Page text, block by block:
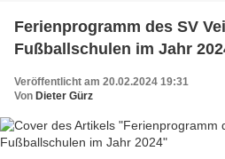
Ferienprogramm des SV
Fußballschulen im Jahr
Veröffentlicht am 20.02.2024 19:31
Von Dieter Gürz